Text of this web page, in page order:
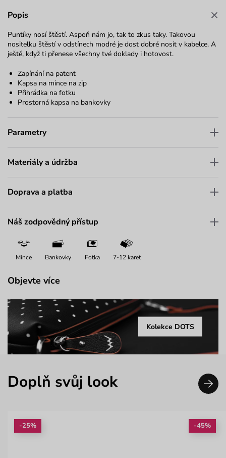
Popis
Puntíky nosí štěstí. Aspoň nám jo, tak to zkus taky. Takovou
nositelku štěstí v odstínech modré je dost dobré nosit v kabelce. A
ještě, když ti přenese všechny tvé doklady i hotovost.
Zapínání na patent
Kapsa na mince na zip
Přihrádka na fotku
Prostorná kapsa na bankovky
Parametry
Materiály a údržba
Doprava a platba
Náš zodpovědný přístup
Mince Bankovky Fotka 7-12 karet
Objevte více
Kolekce DOTS
Doplň svůj look
-25% -45%